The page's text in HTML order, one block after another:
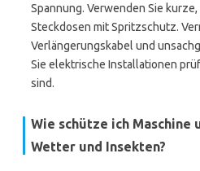
Spannung. Verwenden Sie
Steckdosen mit Spritzschutz.
Verlängerungskabel und
Sie elektrische Installationen
sind.
Wie schütze ich
Wetter und Insekten?